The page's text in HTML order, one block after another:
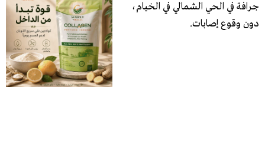
جرافة في الحي الشمالي في الخيام،
دون وقوع إصابات.